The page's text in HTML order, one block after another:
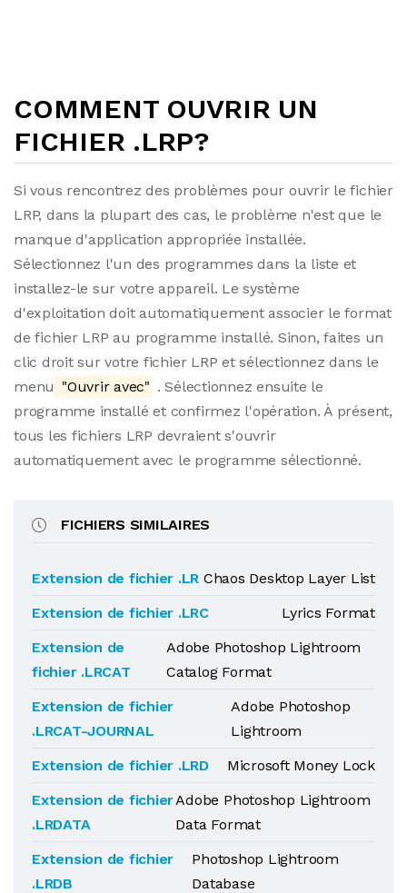
COMMENT OUVRIR UN
FICHIER .LRP?
Si vous rencontrez des problèmes pour ouvrir le fichier
LRP, dans la plupart des cas, le problème n'est que le
manque d'application appropriée installée.
Sélectionnez l'un des programmes dans la liste et
installez-le sur votre appareil. Le système
d'exploitation doit automatiquement associer le format
de fichier LRP au programme installé. Sinon, faites un
clic droit sur votre fichier LRP et sélectionnez dans le
menu "Ouvrir avec" . Sélectionnez ensuite le
programme installé et confirmez l'opération. À présent,
tous les fichiers LRP devraient s'ouvrir
automatiquement avec le programme sélectionné.
FICHIERS SIMILAIRES
Extension de fichier .LR Chaos Desktop Layer List
Extension de fichier .LRC
Lyrics Format
Extension de
fichier .LRCAT
Adobe Photoshop Lightroom
Catalog Format
Extension de fichier
.LRCAT-JOURNAL
Adobe Photoshop
Lightroom
Extension de fichier .LRD
Microsoft Money Lock
Extension de fichier
.LRDATA
Adobe Photoshop Lightroom
Data Format
Extension de fichier
.LRDB
Photoshop Lightroom
Database